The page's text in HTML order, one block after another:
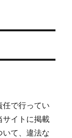
任で行ってい
サイトに掲載
いて、違法な